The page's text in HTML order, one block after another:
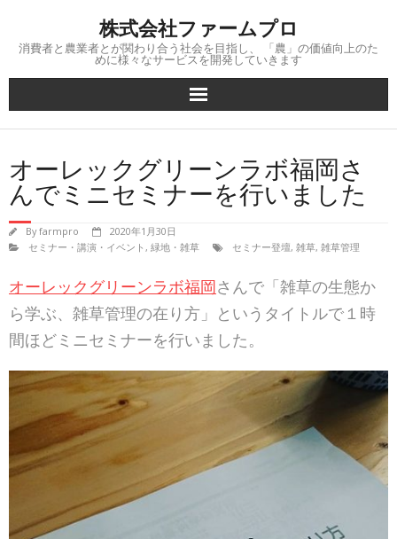
content
株式会社ファームプロ
消費者と農業者とが関わり合う社会を目指し、 「農」の価値向上のた
めに様々なサービスを開発していきます
オーレックグリーンラボ福岡さ
んでミニセミナーを行いました
Byfarmpro
2020年1月30日
セミナー・講演・イベント , 緑地・雑草 セミナー登壇, 雑草, 雑草管理
オーレックグリーンラボ福岡さんで「雑草の生態か
ら学ぶ、雑草管理の在り方」というタイトルで１時
間ほどミニセミナーを行いました。